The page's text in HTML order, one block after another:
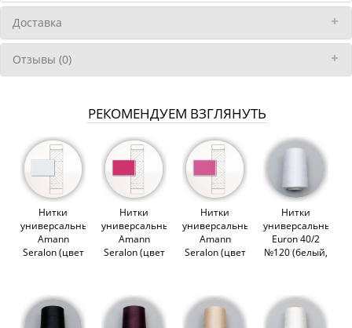
Доставка
Отзывы (0)
РЕКОМЕНДУЕМ ВЗГЛЯНУТЬ
Нитки
универсальные
Amann
Seralon (цвет
Нитки
универсальные
Amann
Seralon (цвет
Нитки
универсальные
Amann
Seralon (цвет
Нитки
универсальные
Euron 40/2
№120 (белый,